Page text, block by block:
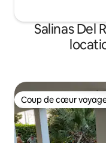
Salinas Del
Coup de cœur
Coup de cœur